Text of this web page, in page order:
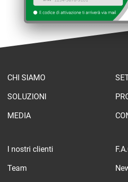
CHI SIAMO
SOLUZIONI
MEDIA
I nostri clienti
Team